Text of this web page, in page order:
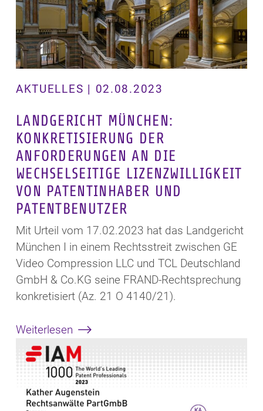
AKTUELLES | 02.08.2023
LANDGERICHT MÜNCHEN:
KONKRETISIERUNG DER
ANFORDERUNGEN AN DIE
WECHSELSEITIGE LIZENZWILLIGKEIT
VON PATENTINHABER UND
PATENTBENUTZER
Mit Urteil vom 17.02.2023 hat das Landgericht
München I in einem Rechtsstreit zwischen GE
Video Compression LLC und TCL Deutschland
GmbH & Co.KG seine FRAND-Rechtsprechung
konkretisiert (Az. 21 O 4140/21).
Weiterlesen